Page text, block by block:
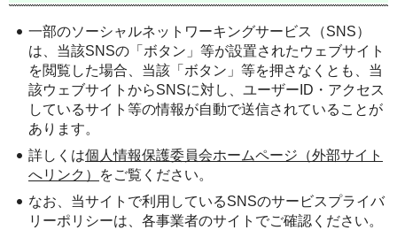
一部のソーシャルネットワーキングサービス（SNS）
は、当該SNSの「ボタン」等が設置されたウェブサイト
を閲覧した場合、当該「ボタン」等を押さなくとも、当
該ウェブサイトからSNSに対し、ユーザーID・アクセス
しているサイト等の情報が自動で送信されていることが
あります。
詳しくは個人情報保護委員会ホームページ（外部サイト
へリンク）
をご覧ください。
なお、当サイトで利用しているSNSのサービスプライバ
リーポリシーは、各事業者のサイトでご確認ください。